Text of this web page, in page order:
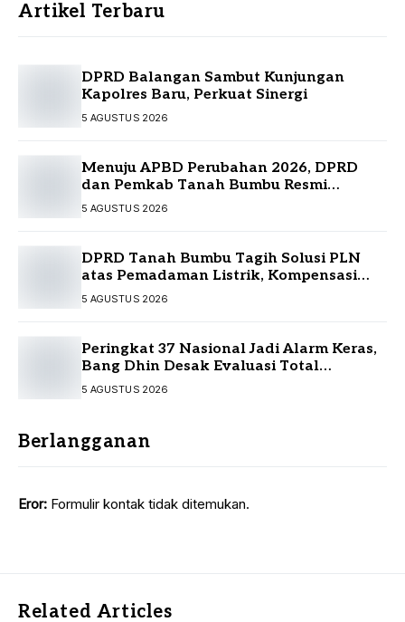
Artikel Terbaru
DPRD Balangan Sambut Kunjungan
Kapolres Baru, Perkuat Sinergi
5 AGUSTUS 2026
Menuju APBD Perubahan 2026, DPRD
dan Pemkab Tanah Bumbu Resmi
Sepakati KUA-PPAS
5 AGUSTUS 2026
DPRD Tanah Bumbu Tagih Solusi PLN
atas Pemadaman Listrik, Kompensasi
Pelanggan Belum Diputuskan
5 AGUSTUS 2026
Peringkat 37 Nasional Jadi Alarm Keras,
Bang Dhin Desak Evaluasi Total
Pelayanan Investasi Kalsel
5 AGUSTUS 2026
Berlangganan
Eror: Formulir kontak tidak ditemukan.
Related Articles